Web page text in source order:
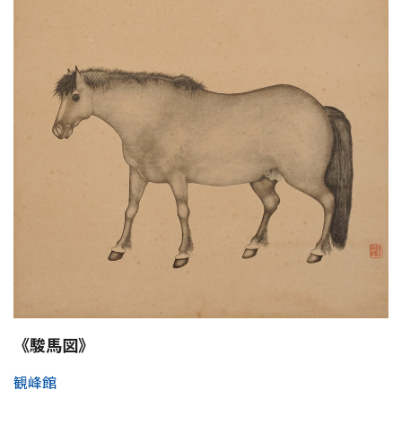
《駿馬図》
観峰館